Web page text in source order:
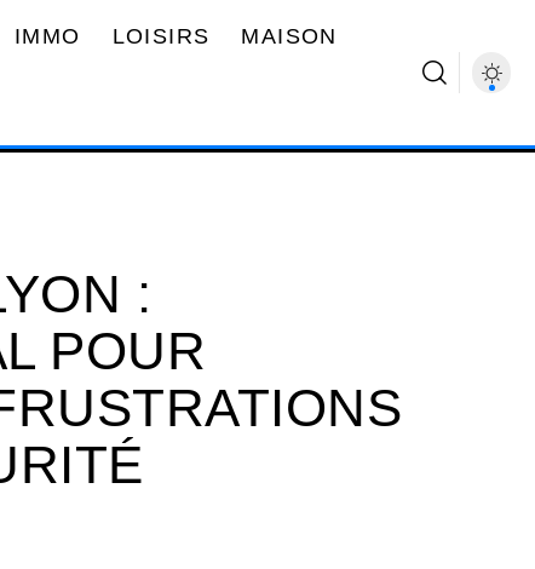
IMMO LOISIRS MAISON
:
POUR